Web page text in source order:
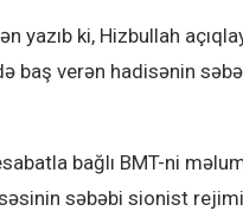
ki, Hizbullah
baş verən hadisənin
bağlı BMT-ni
səbəbi sionist